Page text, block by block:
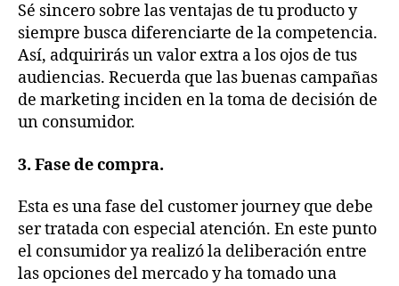
Sé sincero sobre las ventajas de tu producto y
siempre busca diferenciarte de la competencia.
Así, adquirirás un valor extra a los ojos de tus
audiencias. Recuerda que las buenas campañas
de marketing inciden en la toma de decisión de
un consumidor.
3. Fase de compra.
Esta es una fase del customer journey que debe
ser tratada con especial atención. En este punto
el consumidor ya realizó la deliberación entre
las opciones del mercado y ha tomado una